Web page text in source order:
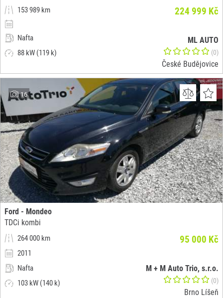
153 989 km
Nafta
88 kW (119 k)
224 999 Kč
ML AUTO
(0)
České Budějovice
16
Ford - Mondeo
TDCi kombi
264 000 km
2011
Nafta
103 kW (140 k)
95 000 Kč
M + M Auto Trio, s.r.o.
(0)
Brno Líšeň